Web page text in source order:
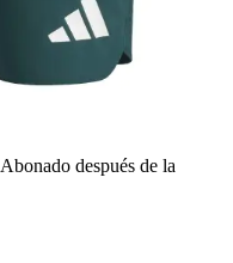
Abonado después de la